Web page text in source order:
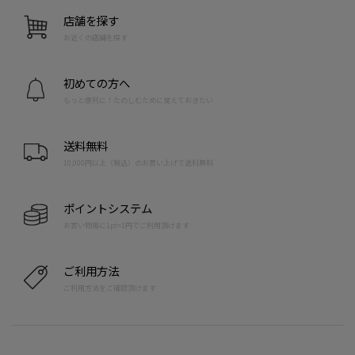
店舗を探す
お近くの店舗を探す
初めての方へ
もっと便利に！たのしむために覚えておきたい
送料無料
10,000円以上（税込）のお買い上げで送料無料
ポイントシステム
お買い物毎に1pt=1円でご利用頂けます
ご利用方法
ご利用方法をご確認頂けます